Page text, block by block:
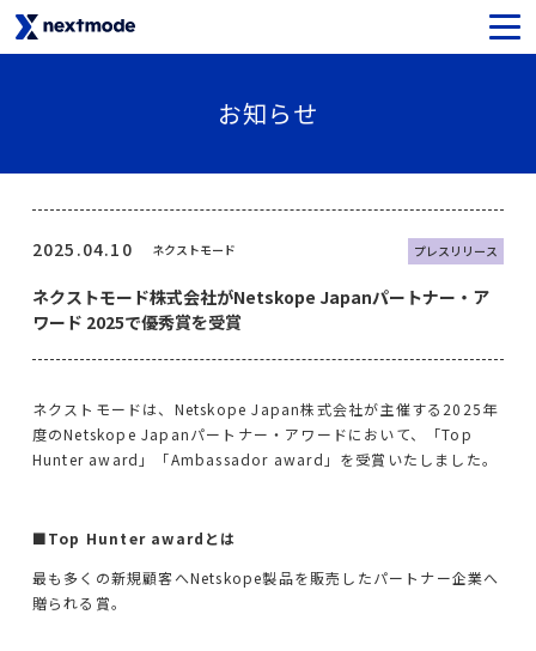
SaaSライセンス＆サポート
Oktaライセンス＆サポート
Netskopeライセンス＆サポート
Notionライセンス＆サポート
Asanaライセンス＆サポート
CrowdStrikeライセンス＆サポート
Keeperライセンス＆サポート
お知らせ
プレスリリース
2025.04.10 ネクストモード
ネクストモード株式会社がNetskope Japanパートナー・ア
ワード 2025で優秀賞を受賞
ネクストモードは、Netskope Japan株式会社が主催する2025年
度のNetskope Japanパートナー・アワードにおいて、「Top
Hunter award」「Ambassador award」を受賞いたしました。
■Top Hunter awardとは
最も多くの新規顧客へNetskope製品を販売したパートナー企業へ
贈られる賞。